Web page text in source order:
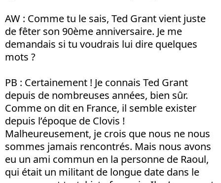
AW : Comme tu le sais, Ted Grant vient juste
de fêter son 90ème anniversaire. Je me
demandais si tu voudrais lui dire quelques
mots ?
PB : Certainement ! Je connais Ted Grant
depuis de nombreuses années, bien sûr.
Comme on dit en France, il semble exister
depuis l’époque de Clovis !
Malheureusement, je crois que nous ne nous
sommes jamais rencontrés. Mais nous avons
eu un ami commun en la personne de Raoul,
qui était un militant de longue date dans le